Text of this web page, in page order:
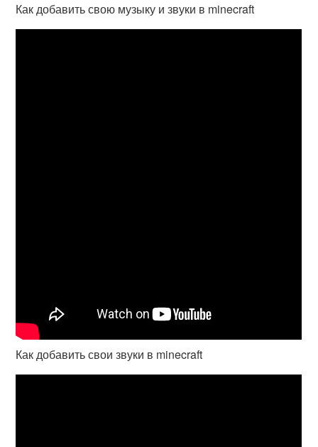
Как добавить свою музыку и звуки в minecraft
Как добавить свои звуки в minecraft